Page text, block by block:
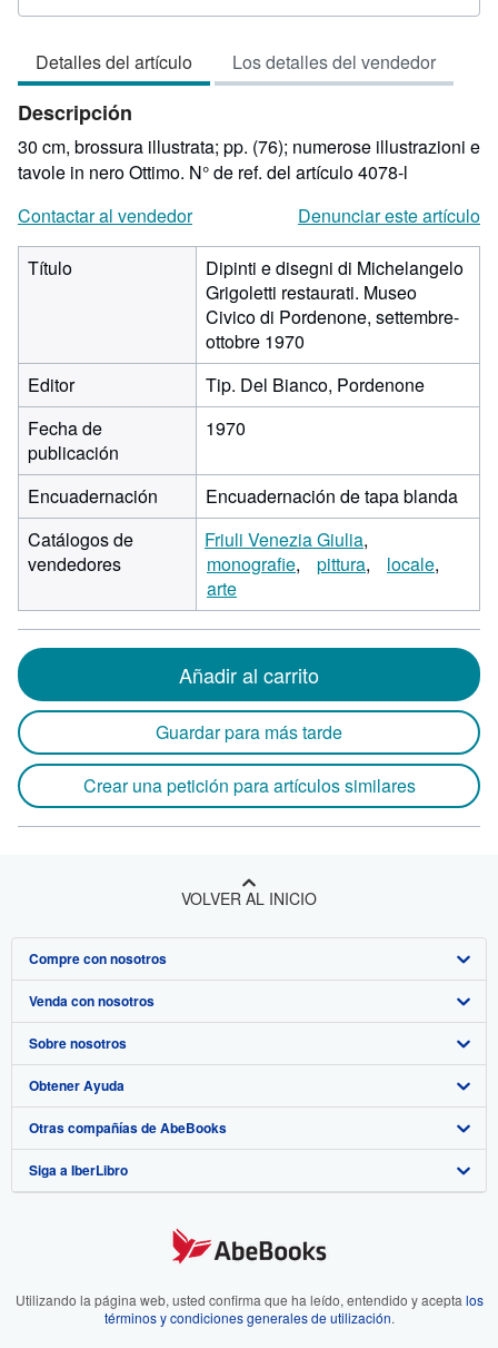
vendedor:
de
5
Detalles del artículo Los detalles del vendedor
Descripción
30 cm, brossura illustrata; pp. (76); numerose illustrazioni e
tavole in nero Ottimo. N° de ref. del artículo 4078-l
Contactar al vendedor
Denunciar este artículo
Título
Dipinti e disegni di Michelangelo
Grigoletti restaurati. Museo
Civico di Pordenone, settembre-
ottobre 1970
Editor
Tip. Del Bianco, Pordenone
Fecha de
publicación
1970
Encuadernación
Encuadernación de tapa blanda
Catálogos de
vendedores
Friuli Venezia Giulia
monografie
pittura
locale
arte
Añadir al carrito
Guardar para más tarde
Crear una petición para artículos similares
VOLVER AL INICIO
Compre con nosotros
Búsqueda avanzada
Colecciones
Mi cuenta
Mis pedidos
Ver carrito
Venda con nosotros
Comenzar a vender
Únase a nuestro programa de afiliados
Recomiende un vendedor
Sobre nosotros
Sobre IberLibro
Medios
Empleo
Preferencias de cookies
Aviso de cookies
Obtener Ayuda
Preguntas frecuentes y guías
Atención al Cliente
Otras compañías de AbeBooks
AbeBooks.com
AbeBooks.fr
Siga a IberLibro
Utilizando la página web, usted confirma que ha leído, entendido y acepta los
términos y condiciones generales de utilización.